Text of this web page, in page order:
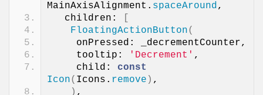
MainAxisAlignment. spaceAround,
  children:
FloatingActionButton(
    onPressed: _decrementCounter,
    tooltip:
'Decrement' ,
    child:
const
Icon( Icons. remove ) ,
) ,